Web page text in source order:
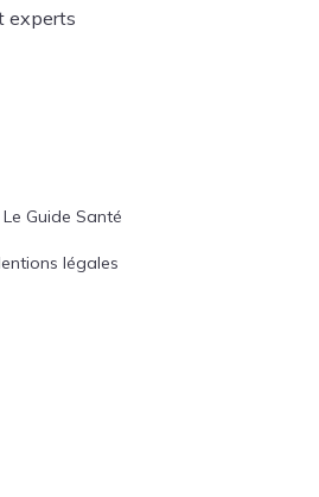
experts
Guide Santé
Menu Pied de page
légales